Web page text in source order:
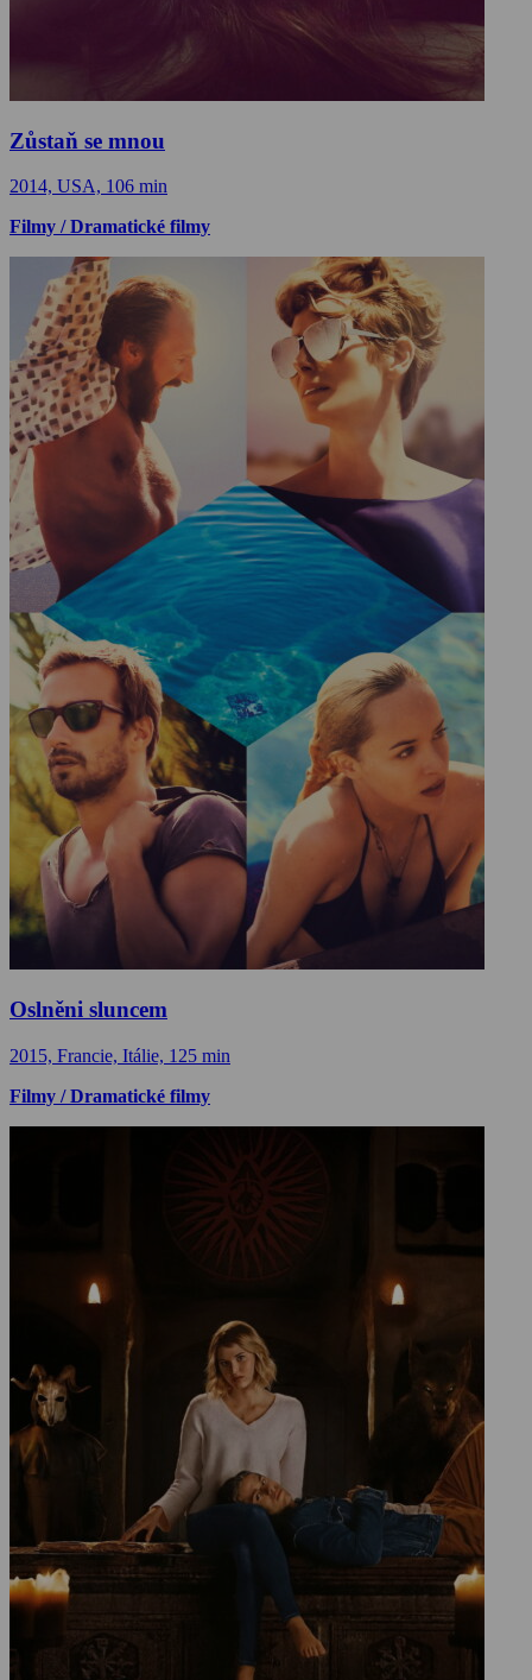
Zůstaň se mnou
2014, USA, 106 min
Filmy / Dramatické filmy
Oslněni sluncem
2015, Francie, Itálie, 125 min
Filmy / Dramatické filmy